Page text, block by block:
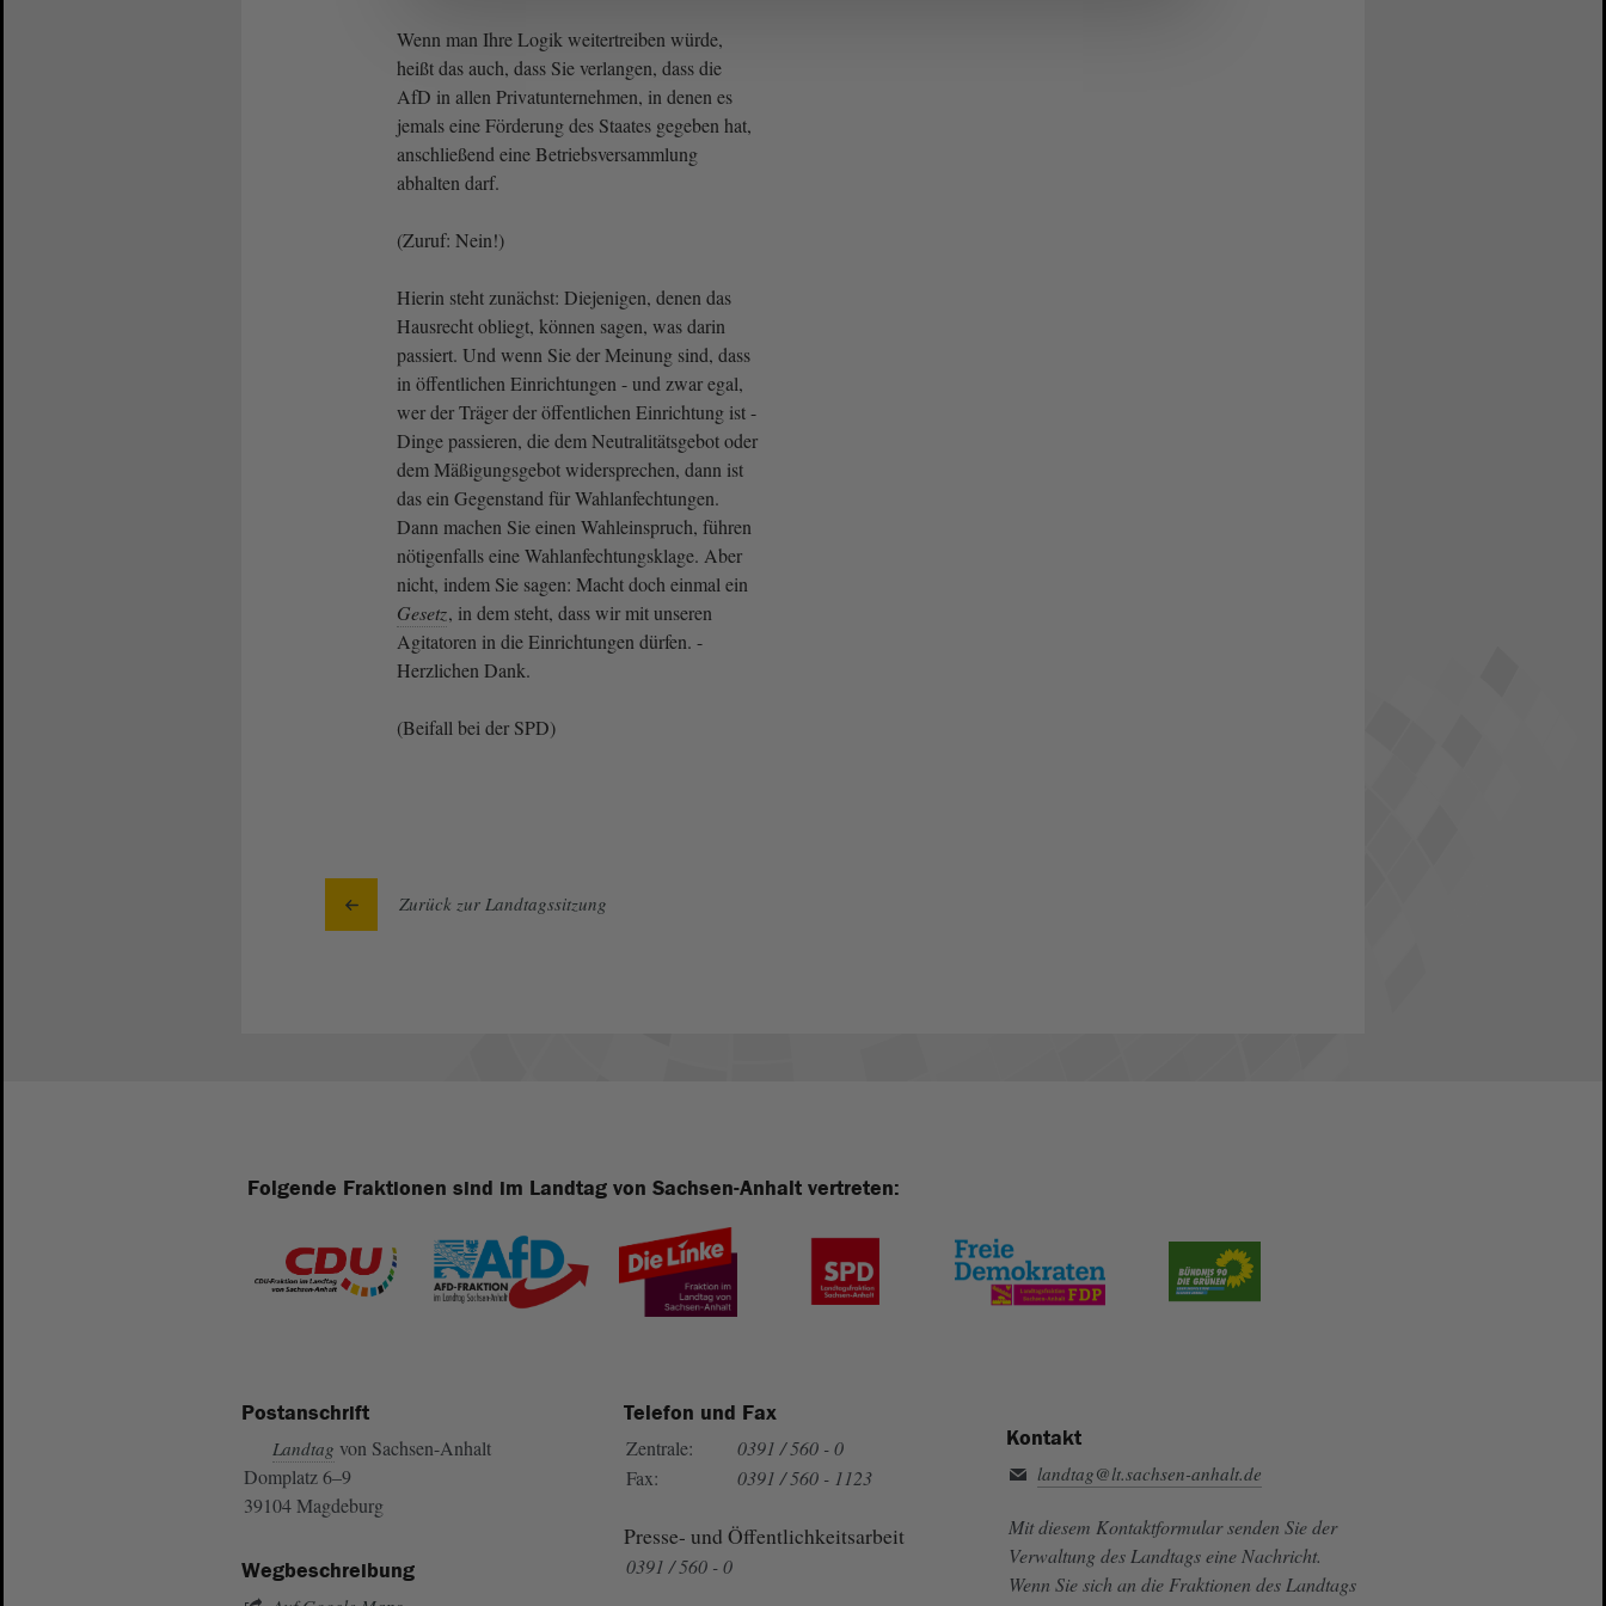
Wenn man Ihre Logik weitertreiben würde,
heißt das auch, dass Sie verlangen, dass die
AfD in allen Privatunternehmen, in denen es
jemals eine Förderung des Staates gegeben hat,
anschließend eine Betriebsversammlung
abhalten darf.
(Zuruf: Nein!)
Hierin steht zunächst: Diejenigen, denen das
Hausrecht obliegt, können sagen, was darin
passiert. Und wenn Sie der Meinung sind, dass
in öffentlichen Einrichtungen - und zwar egal,
wer der Träger der öffentlichen Einrichtung ist -
Dinge passieren, die dem Neutralitätsgebot oder
dem Mäßigungsgebot widersprechen, dann ist
das ein Gegenstand für Wahlanfechtungen.
Dann machen Sie einen Wahleinspruch, führen
nötigenfalls eine Wahlanfechtungsklage. Aber
nicht, indem Sie sagen: Macht doch einmal ein
Gesetz, in dem steht, dass wir mit unseren
Agitatoren in die Einrichtungen dürfen. -
Herzlichen Dank.
(Beifall bei der SPD)
Zurück zur Landtagssitzung
Folgende Fraktionen sind im Landtag von Sachsen-Anhalt vertreten:
Postanschrift
Landtag von Sachsen-Anhalt
Domplatz 6–9
39104 Magdeburg
Wegbeschreibung
Telefon und Fax
Zentrale:
0391 / 560 - 0
Fax:
0391 / 560 - 1123
Presse- und Öffentlichkeitsarbeit
0391 / 560 - 0
Kontakt
landtag@lt.sachsen-anhalt.de
Mit diesem Kontaktformular senden Sie der
Verwaltung des Landtags eine Nachricht.
Wenn Sie sich an die Fraktionen des Landtags